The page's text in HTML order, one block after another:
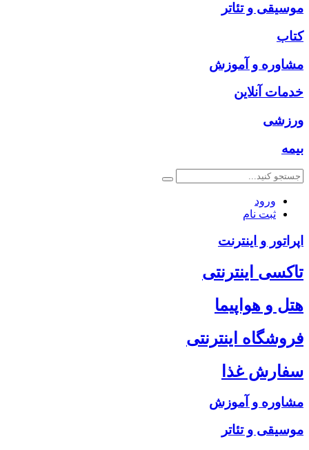
موسیقی و تئاتر
کتاب
مشاوره و آموزش
خدمات آنلاین
ورزشی
بیمه
ورود
ثبت نام
اپراتور و اینترنت
تاکسی اینترنتی
هتل و هواپیما
فروشگاه اینترنتی
سفارش غذا
مشاوره و آموزش
موسیقی و تئاتر